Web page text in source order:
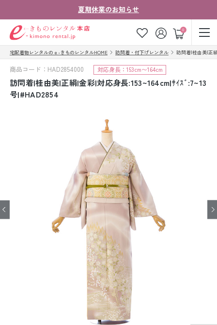
夏期休業のお知らせ
0
ゲスト
お気に入り ログイン カート
ご注文の流れ
会社案内
法人・グループの
お客様はこちら
着物の種類から探す
宅配着物レンタルのｅ-きものレンタルHOME 訪問着・付下げレンタル 訪問着|桂由美|正
商品コード：HAD2854000 対応身長：153cm〜164cm
訪問着|桂由美|正絹|金彩|対応身長:153~164cm|ｻｲｽﾞ:7~13
号|#HAD2854